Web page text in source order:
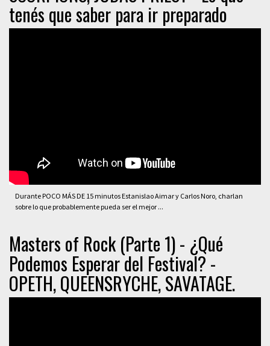
tenés que saber para ir preparado
Durante POCO MÁS DE 15 minutos Estanislao Aimar y Carlos Noro, charlan
sobre lo que probablemente pueda ser el mejor ...
Masters of Rock (Parte 1) - ¿Qué
Podemos Esperar del Festival? -
OPETH, QUEENSRYCHE, SAVATAGE.